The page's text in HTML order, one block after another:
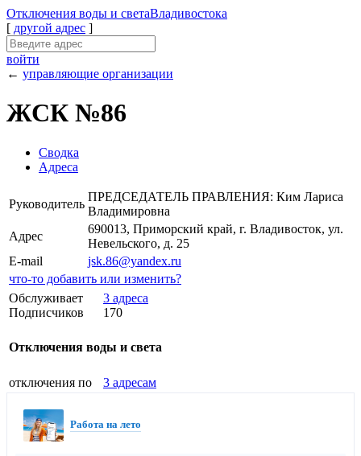
Отключения воды и светаВладивостока
[ другой адрес ]
войти
← управляющие организации
ЖСК №86
Сводка
Адреса
Руководитель
ПРЕДСЕДАТЕЛЬ ПРАВЛЕНИЯ: Ким Лариса
Владимировна
Адрес
690013, Приморский край, г. Владивосток, ул.
Невельского, д. 25
E-mail
jsk.86@yandex.ru
что-то добавить или изменить?
Обслуживает
Подписчиков
3 адреса
170
Отключения воды и света
отключения по 3 адресам
Работа на лето